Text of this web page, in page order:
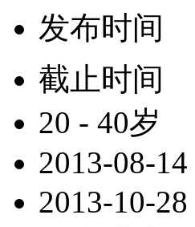
发布时间
截止时间
20 - 40岁
2013-08-14
2013-10-28